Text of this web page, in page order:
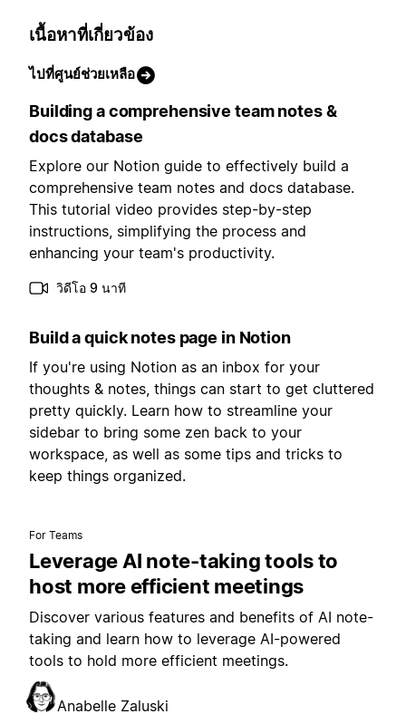
เนื้อหาที่เกี่ยวข้อง
ไปที่ศูนย์ช่วยเหลือ
Building a comprehensive team notes &
docs database
Explore our Notion guide to effectively build a
comprehensive team notes and docs database.
This tutorial video provides step-by-step
instructions, simplifying the process and
enhancing your team's productivity.
วิดีโอ 9 นาที
Build a quick notes page in Notion
If you're using Notion as an inbox for your
thoughts & notes, things can start to get cluttered
pretty quickly. Learn how to streamline your
sidebar to bring some zen back to your
workspace, as well as some tips and tricks to
keep things organized.
For Teams
Leverage AI note-taking tools to
host more efficient meetings
Discover various features and benefits of AI note-
taking and learn how to leverage AI-powered
tools to hold more efficient meetings.
Anabelle Zaluski